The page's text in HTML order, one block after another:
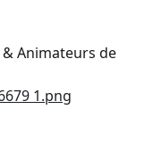
Animateurs de